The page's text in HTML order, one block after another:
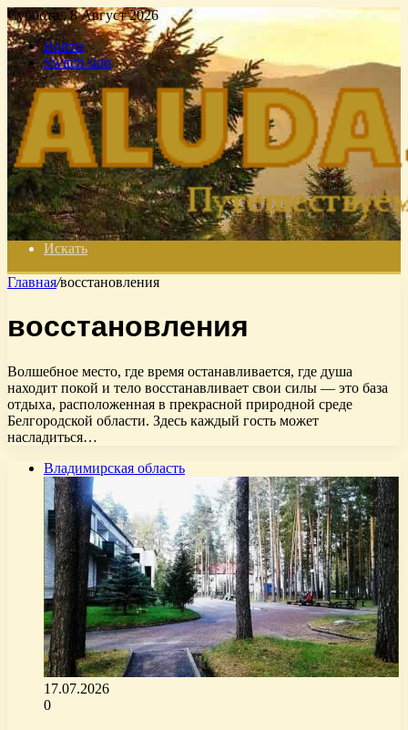
Суббота , 8 Август 2026
Войти
Switch skin
Искать
Главная/восстановления
восстановления
Волшебное место, где время останавливается, где душа
находит покой и тело восстанавливает свои силы — это база
отдыха, расположенная в прекрасной природной среде
Белгородской области. Здесь каждый гость может
насладиться…
Владимирская область
17.07.2026
0